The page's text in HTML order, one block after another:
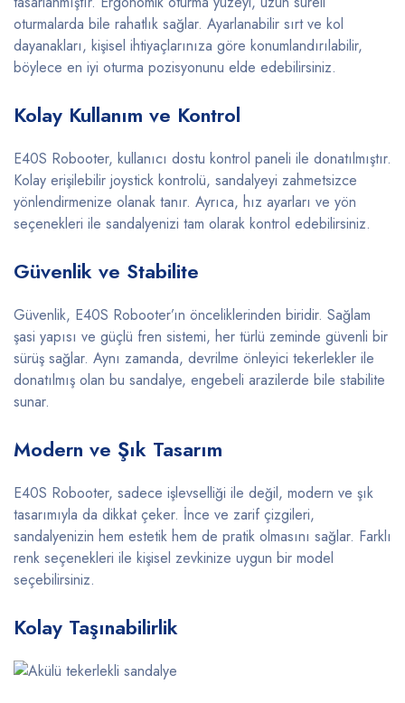
oturmalarda bile rahatlık sağlar. Ayarlanabilir sırt ve kol
dayanakları, kişisel ihtiyaçlarınıza göre konumlandırılabilir,
böylece en iyi oturma pozisyonunu elde edebilirsiniz.
Kolay Kullanım ve Kontrol
E40S Robooter, kullanıcı dostu kontrol paneli ile donatılmıştır.
Kolay erişilebilir joystick kontrolü, sandalyeyi zahmetsizce
yönlendirmenize olanak tanır. Ayrıca, hız ayarları ve yön
seçenekleri ile sandalyenizi tam olarak kontrol edebilirsiniz.
Güvenlik ve Stabilite
Güvenlik, E40S Robooter’ın önceliklerinden biridir. Sağlam
şasi yapısı ve güçlü fren sistemi, her türlü zeminde güvenli bir
sürüş sağlar. Aynı zamanda, devrilme önleyici tekerlekler ile
donatılmış olan bu sandalye, engebeli arazilerde bile stabilite
sunar.
Modern ve Şık Tasarım
E40S Robooter, sadece işlevselliği ile değil, modern ve şık
tasarımıyla da dikkat çeker. İnce ve zarif çizgileri,
sandalyenizin hem estetik hem de pratik olmasını sağlar. Farklı
renk seçenekleri ile kişisel zevkinize uygun bir model
seçebilirsiniz.
Kolay Taşınabilirlik